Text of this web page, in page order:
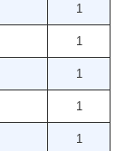
1
1
1
1
1